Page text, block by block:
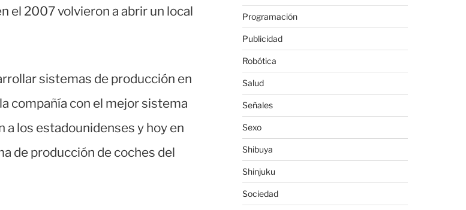
el 2007 volvieron a abrir un local
sistemas de producción en
compañía con el mejor sistema
a los estadounidenses y hoy en
de producción de coches del
Programación
Publicidad
Robótica
Salud
Señales
Sexo
Shibuya
Shinjuku
Sociedad